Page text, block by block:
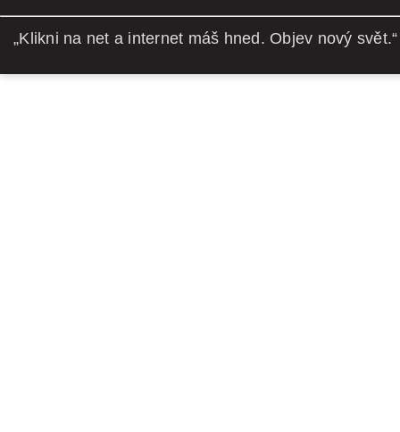
„Klikni na net a internet máš hned. Objev nový svět.“